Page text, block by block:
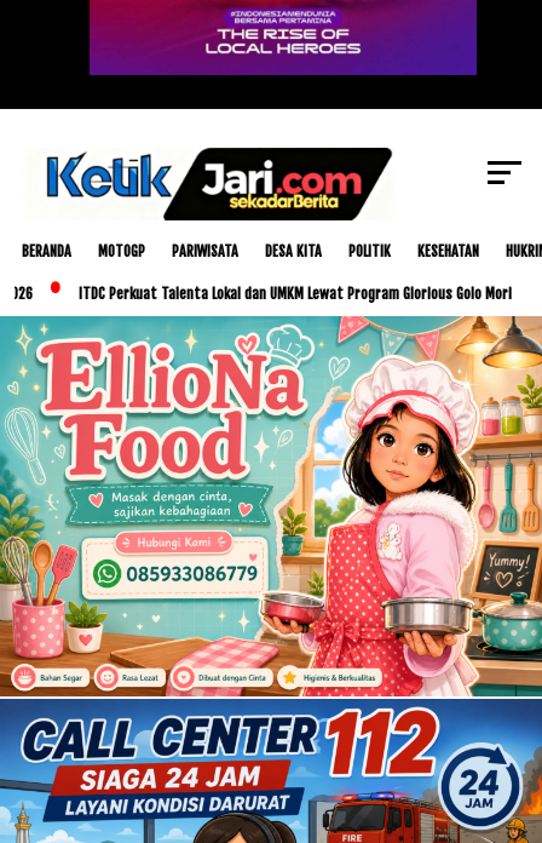
BERANDA MOTOGP PARIWISATA DESA KITA POLITIK KESEHATAN
ITDC Perkuat Talenta Lokal dan UMKM Lewat Program Glorious Golo Mori